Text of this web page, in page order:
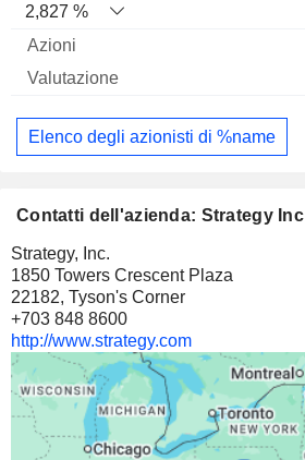
2,827 %
Elenco degli azionisti di %name
Contatti dell'azienda: Strategy Inc
Strategy, Inc.
1850 Towers Crescent Plaza
22182, Tyson's Corner
+703 848 8600
http://www.strategy.com